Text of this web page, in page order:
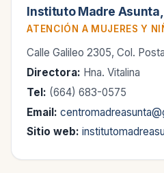
Instituto Madre Asunta,
ATENCIÓN A MUJERES Y
Calle Galileo 2305, Col.
Directora: Hna. Vitalina
Tel: (664) 683-0575
Email:
Sitio web: